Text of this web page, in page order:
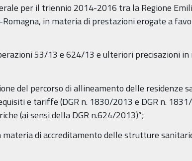
per il triennio 2014-2016 tra la Regione
in materia di prestazioni erogate a
53/13 e 624/13 e ulteriori precisazioni
del percorso di allineamento delle residenze
e tariffe (DGR n. 1830/2013 e DGR n.
(ai sensi della DGR n.624/2013)”;
di accreditamento delle strutture